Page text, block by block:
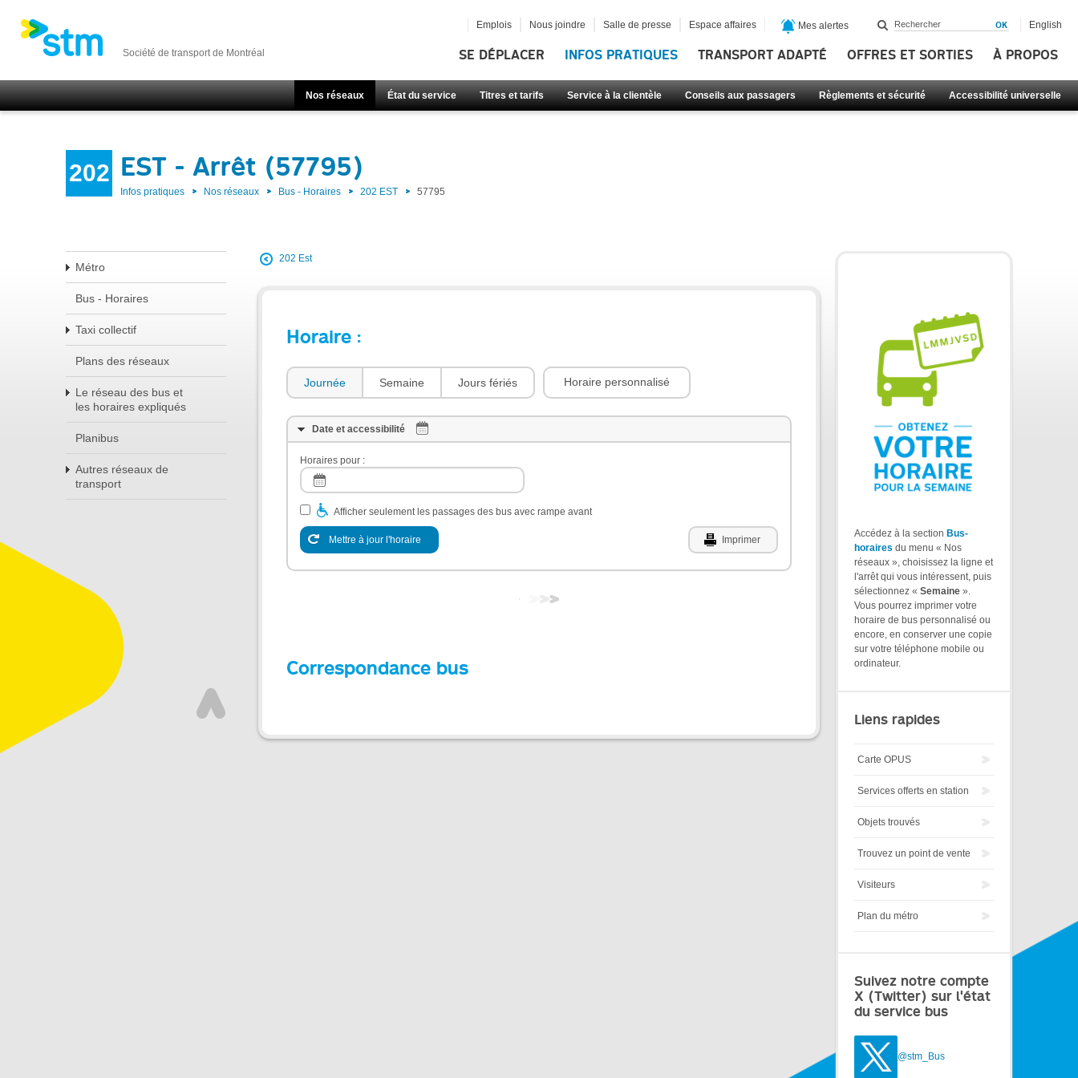
Société de transport de Montréal SE DÉPLACER INFOS PRATIQUES TRANSPORT ADAPTÉ OFFRES ET SORTIES À PROPOS
Nos réseaux État du service Titres et tarifs Service à la clientèle Conseils aux passagers Règlements et sécurité Accessibilité universelle
Emplois Nous joindre Salle de presse Espace affaires Mes alertes English
202 EST - Arrêt (57795)
Infos pratiques Nos réseaux Bus - Horaires 202 EST 57795
Métro
Bus - Horaires
Taxi collectif
Plans des réseaux
Le réseau des bus et
les horaires expliqués
Planibus
Autres réseaux de
transport
202 Est
Horaire :
Journée Semaine Jours fériés Horaire personnalisé
Date et accessibilité
Horaires pour :
Afficher seulement les passages des bus avec rampe avant
Mettre à jour l'horaire Imprimer
Correspondance bus
Accédez à la section Bus-
horaires du menu « Nos
réseaux », choisissez la ligne et
l'arrêt qui vous intéressent, puis
sélectionnez « Semaine ».
Vous pourrez imprimer votre
horaire de bus personnalisé ou
encore, en conserver une copie
sur votre téléphone mobile ou
ordinateur.
Liens rapides
Carte OPUS
Services offerts en station
Objets trouvés
Trouvez un point de vente
Visiteurs
Plan du métro
Suivez notre compte
X (Twitter) sur l'état
du service bus
@stm_Bus